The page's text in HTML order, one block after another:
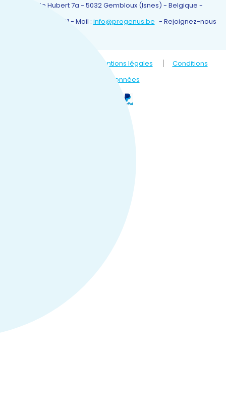
Rue Camille Hubert 7a - 5032 Gembloux (Isnes) - Belgique -
0032 81 61 69 01 - Mail : info@progenus.be - Rejoignez-nous
Mentions légales
Conditions
Protection des données